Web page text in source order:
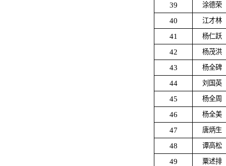
39 涂德荣
40 江才林
41 杨仁跃
42 杨茂洪
43 杨全碑
44 刘国英
45 杨全周
46 杨全美
47 唐炳生
48 谭高松
49 粟述排